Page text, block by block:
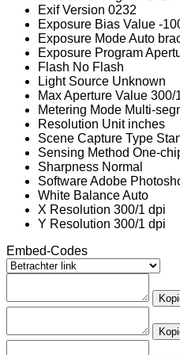
Exif Version 0232
Exposure Bias Value -
Exposure ModeAuto
Exposure Program
Flash No Flash
Light Source Unknown
Max Aperture Value 300/
Metering Mode Multi-
Resolution Unit inches
Scene Capture Type
Sensing Method One-
Sharpness Normal
SoftwareAdobe
White BalanceAuto
X Resolution 300/1 dpi
Y Resolution 300/1 dpi
Embed-Codes